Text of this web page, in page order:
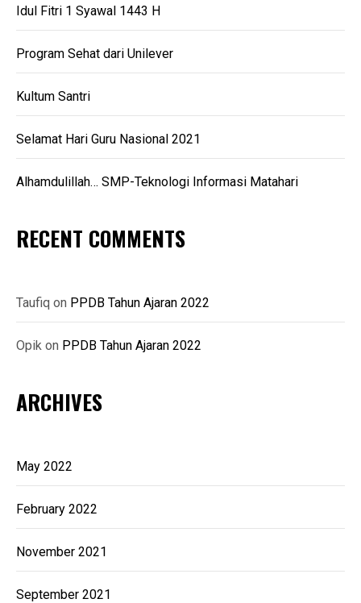
Idul Fitri 1 Syawal 1443 H
Program Sehat dari Unilever
Kultum Santri
Selamat Hari Guru Nasional 2021
Alhamdulillah… SMP-Teknologi Informasi Matahari
RECENT COMMENTS
Taufiq on PPDB Tahun Ajaran 2022
Opik on PPDB Tahun Ajaran 2022
ARCHIVES
May 2022
February 2022
November 2021
September 2021